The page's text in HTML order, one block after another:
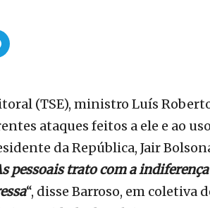
(TSE), ministro Luís
ataques feitos a ele e ao
da República, Jair
pessoais trato com a indiferença
“, disse Barroso, em coletiva